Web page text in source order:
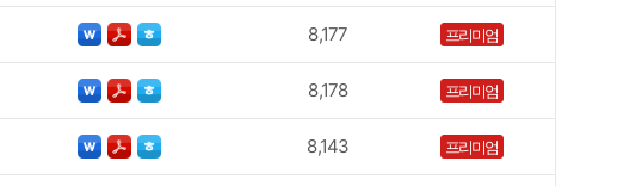
8,177 프리미엄
8,178 프리미엄
8,143 프리미엄